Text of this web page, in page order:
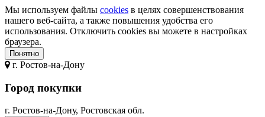
Мы используем файлы cookies в целях совершенствования
нашего веб-сайта, а также повышения удобства его
использования. Отключить cookies вы можете в настройках
браузера.
Понятно
г. Ростов-на-Дону
Город покупки
г. Ростов-на-Дону, Ростовская обл.